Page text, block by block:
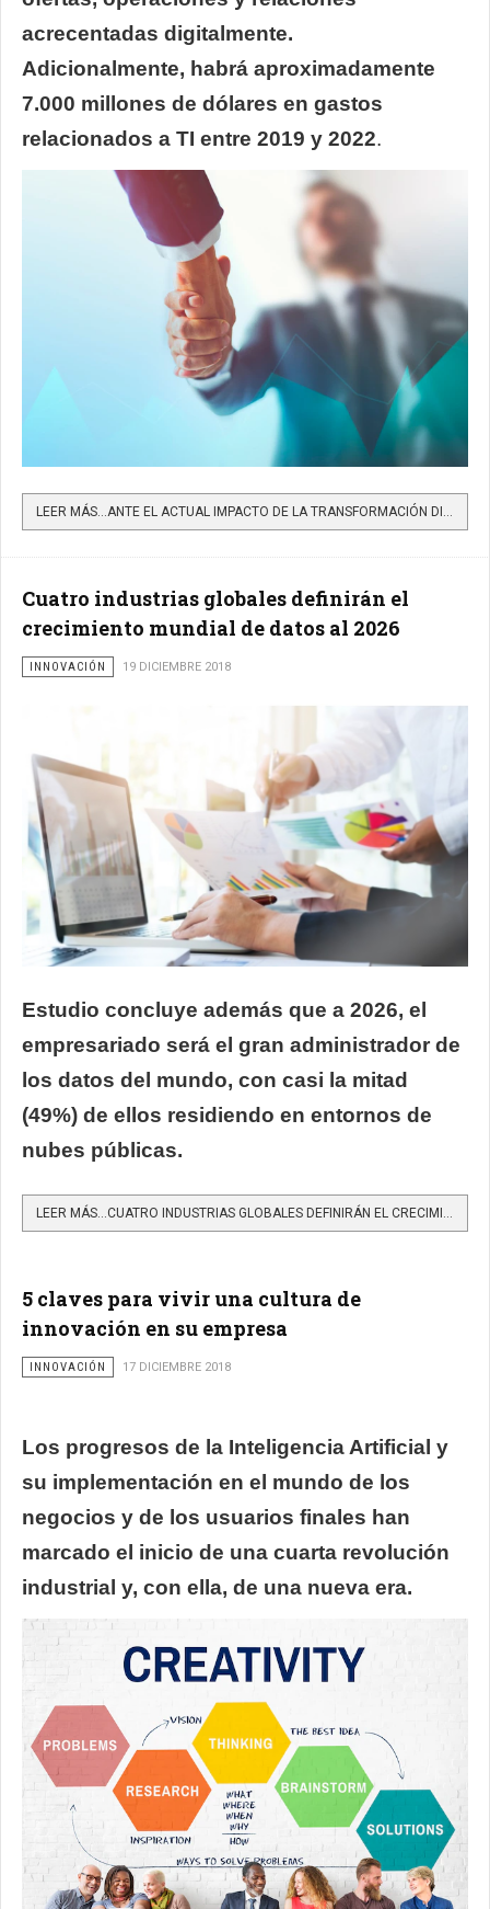
acrecentadas digitalmente.
Adicionalmente, habrá aproximadamente
7.000 millones de dólares en gastos
relacionados a TI entre 2019 y 2022.
LEER MÁS…ANTE EL ACTUAL IMPACTO DE LA TRANSFORMACIÓN DIGITAL EN LAS ORGANIZACIONES, ¿CÓMO CONSOLIDAR LAS...
Cuatro industrias globales definirán el
crecimiento mundial de datos al 2026
INNOVACIÓN 19 DICIEMBRE 2018
Estudio concluye además que a 2026, el
empresariado será el gran administrador de
los datos del mundo, con casi la mitad
(49%) de ellos residiendo en entornos de
nubes públicas.
LEER MÁS…CUATRO INDUSTRIAS GLOBALES DEFINIRÁN EL CRECIMIENTO MUNDIAL DE DATOS AL 2026
5 claves para vivir una cultura de
innovación en su empresa
INNOVACIÓN 17 DICIEMBRE 2018
Los progresos de la Inteligencia Artificial y
su implementación en el mundo de los
negocios y de los usuarios finales han
marcado el inicio de una cuarta revolución
industrial y, con ella, de una nueva era.